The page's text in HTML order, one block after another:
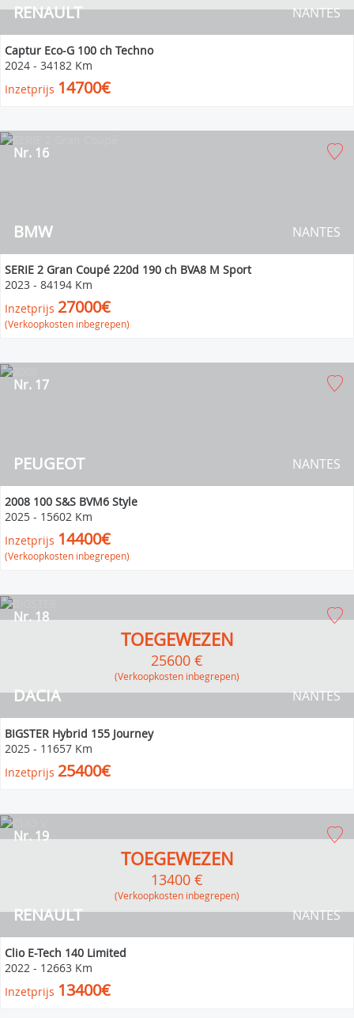
RENAULT NANTES
Captur Eco-G 100 ch Techno
2024 - 34182 Km
Inzetprijs 14700€
BMW
Nr. 16
NANTES
SERIE 2 Gran Coupé 220d 190 ch BVA8 M Sport
2023 - 84194 Km
Inzetprijs 27000€
(Verkoopkosten inbegrepen)
PEUGEOT
Nr. 17
NANTES
2008 100 S&S BVM6 Style
2025 - 15602 Km
Inzetprijs 14400€
(Verkoopkosten inbegrepen)
DACIA
Nr. 18
NANTES
TOEGEWEZEN
25600 €
(verkoopkosten inbegrepen)
BIGSTER Hybrid 155 Journey
2025 - 11657 Km
Inzetprijs 25400€
RENAULT
Nr. 19
NANTES
TOEGEWEZEN
13400 €
(verkoopkosten inbegrepen)
Clio E-Tech 140 Limited
2022 - 12663 Km
Inzetprijs 13400€